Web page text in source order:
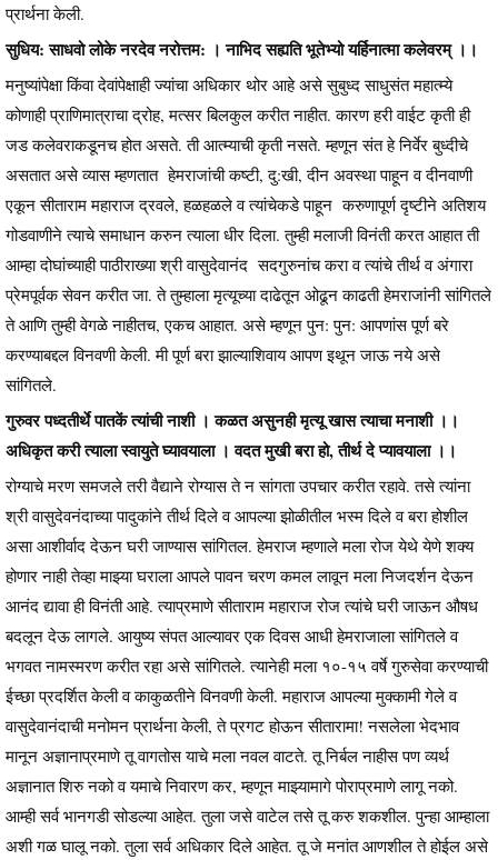
प्रार्थना केली.
सुधिय: साधवो लोके नरदेव नरोत्तम: । नाभिद सह्यति भूतेभ्यो यर्हिनात्मा कलेवरम् ।।
मनुष्यांपेक्षा किंवा देवांपेक्षाही ज्यांचा अधिकार थोर आहे असे सुबुध्द साधुसंत महात्म्ये
कोणाही प्राणिमात्राचा द्रोह, मत्सर बिलकुल करीत नाहीत. कारण हरी वाईट कृती ही
जड कलेवराकडूनच होत असते. ती आत्म्याची कृती नसते. म्हणून संत हे निर्वेर बुध्दीचे
असतात असे व्यास म्हणतात हेमराजांची कष्टी, दु:खी, दीन अवस्था पाहून व दीनवाणी
एकून सीताराम महाराज द्रवले, हळहळले व त्यांचेकडे पाहून करुणापूर्ण दृष्टीने अतिशय
गोडवाणीने त्याचे समाधान करुन त्याला धीर दिला. तुम्ही मलाजी विनंती करत आहात ती
आम्हा दोघांच्याही पाठीराख्या श्री वासुदेवानंद सदगुरुनांच करा व त्यांचे तीर्थ व अंगारा
प्रेमपूर्वक सेवन करीत जा. ते तुम्हाला मृत्यूच्या दाढेतून ओढून काढती हेमराजांनी सांगितले
ते आणि तुम्ही वेगळे नाहीतच, एकच आहात. असे म्हणून पुन: पुन: आपणांस पूर्ण बरे
करण्याबद्दल विनवणी केली. मी पूर्ण बरा झाल्याशिवाय आपण इथून जाऊ नये असे
सांगितले.
गुरुवर पध्दतीर्थे पातकें त्यांची नाशी । कळत असुनही मृत्यू खास त्याचा मनाशी ।।
अधिकृत करी त्याला स्वायुते घ्यावयाला । वदत मुखी बरा हो, तीर्थ दे प्यावयाला ।।
रोग्याचे मरण समजले तरी वैद्याने रोग्यास ते न सांगता उपचार करीत रहावे. तसे त्यांना
श्री वासुदेवनंदाच्या पादुकांने तीर्थ दिले व आपल्या झोळीतील भस्म दिले व बरा होशील
असा आशीर्वाद देऊन घरी जाण्यास सांगितल. हेमराज म्हणाले मला रोज येथे येणे शक्य
होणार नाही तेव्हा माझ्या घराला आपले पावन चरण कमल लावून मला निजदर्शन देऊन
आनंद द्यावा ही विनंती आहे. त्याप्रमाणे सीताराम महाराज रोज त्यांचे घरी जाऊन औषध
बदलून देऊ लागले. आयुष्य संपत आल्यावर एक दिवस आधी हेमराजाला सांगितले व
भगवत नामस्मरण करीत रहा असे सांगितले. त्यानेही मला १०-१५ वर्षे गुरुसेवा करण्याची
ईच्छा प्रदर्शित केली व काकुळतीने विनवणी केली. महाराज आपल्या मुक्कामी गेले व
वासुदेवानंदाची मनोमन प्रार्थना केली, ते प्रगट होऊन सीतारामा! नसलेला भेदभाव
मानून अज्ञानाप्रमाणे तू वागतोस याचे मला नवल वाटते. तू निर्बल नाहीस पण व्यर्थ
अज्ञानात शिरु नको व यमाचे निवारण कर, म्हणून माझ्यामागे पोराप्रमाणे लागू नको.
आम्ही सर्व भानगडी सोडल्या आहेत. तुला जसे वाटेल तसे तू करु शकशील. पुन्हा आम्हाला
अशी गळ घालू नको. तुला सर्व अधिकार दिले आहेत. तू जे मनांत आणशील ते होईल असे